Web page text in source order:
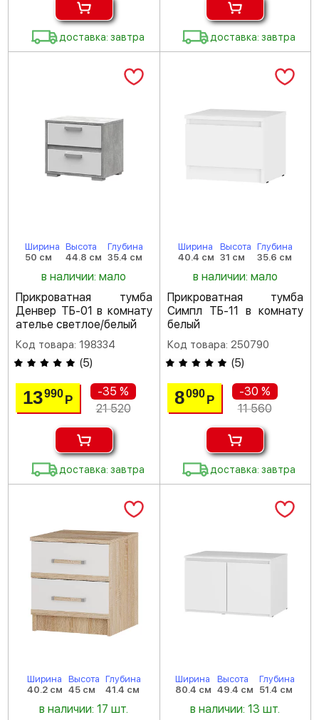
доставка: завтра доставка: завтра
Ширина
50 см
Высота
44.8 см
Глубина
35.4 см
в наличии: мало
Прикроватная тумба
Денвер ТБ-01 в комнату
ателье светлое/белый
Код товара: 198334
(5)
13990Р
-35 %
21 520
доставка: завтра
Ширина
40.4 см
Высота
31 см
Глубина
35.6 см
в наличии: мало
Прикроватная тумба
Симпл ТБ-11 в комнату
белый
Код товара: 250790
(5)
8090 Р
-30 %
11 560
доставка: завтра
Ширина
40.2 см
Высота
45 см
Глубина
41.4 см
в наличии: 17 шт.
Ширина
80.4 см
Высота
49.4 см
Глубина
51.4 см
в наличии: 13 шт.